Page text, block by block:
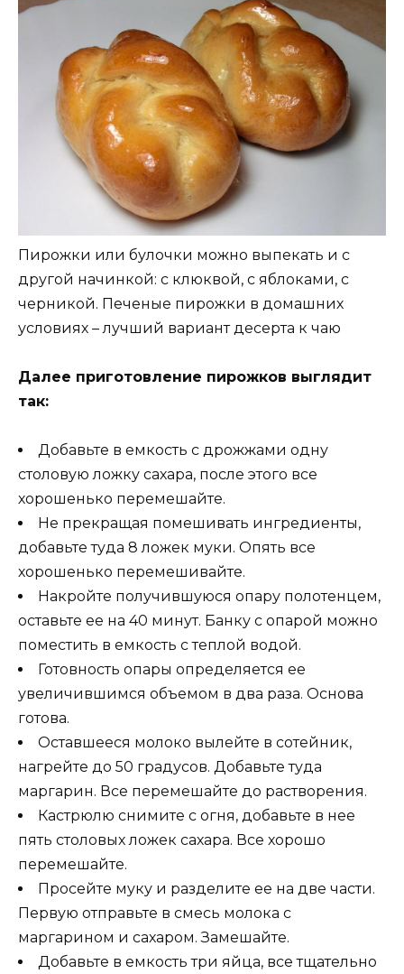
Пирожки или булочки можно выпекать и с
другой начинкой: с клюквой, с яблоками, с
черникой. Печеные пирожки в домашних
условиях – лучший вариант десерта к чаю
Далее приготовление пирожков выглядит
так:
Добавьте в емкость с дрожжами одну
столовую ложку сахара, после этого все
хорошенько перемешайте.
Не прекращая помешивать ингредиенты,
добавьте туда 8 ложек муки. Опять все
хорошенько перемешивайте.
Накройте получившуюся опару полотенцем,
оставьте ее на 40 минут. Банку с опарой можно
поместить в емкость с теплой водой.
Готовность опары определяется ее
увеличившимся объемом в два раза. Основа
готова.
Оставшееся молоко вылейте в сотейник,
нагрейте до 50 градусов. Добавьте туда
маргарин. Все перемешайте до растворения.
Кастрюлю снимите с огня, добавьте в нее
пять столовых ложек сахара. Все хорошо
перемешайте.
Просейте муку и разделите ее на две части.
Первую отправьте в смесь молока с
маргарином и сахаром. Замешайте.
Добавьте в емкость три яйца, все тщательно